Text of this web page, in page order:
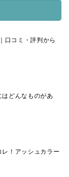
口コミ・評判から
どんなものがあ
！アッシュカラー